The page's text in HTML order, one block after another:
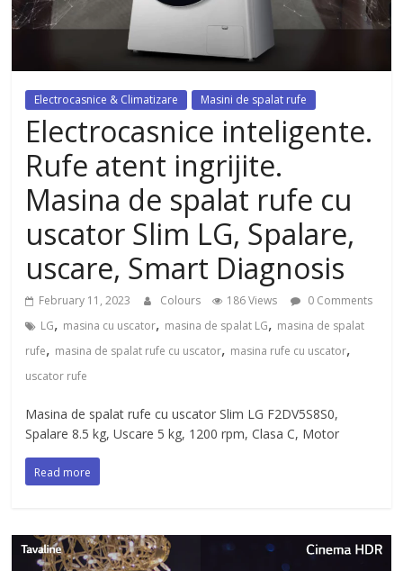
dezvoltat, cu Flexor Fitness-
dispozitiv pentru tonifiere muschi
Electrocasnice & Climatizare Masini de spalat rufe
Electrocasnice inteligente.
Rufe atent ingrijite.
Masina de spalat rufe cu
uscator Slim LG, Spalare,
uscare, Smart Diagnosis
February 11, 2023 Colours 186 Views
0 Comments
LG, masina cu uscator, masina de spalat LG, masina de spalat
rufe, masina de spalat rufe cu uscator, masina rufe cu uscator,
uscator rufe
Masina de spalat rufe cu uscator Slim LG F2DV5S8S0,
Spalare 8.5 kg, Uscare 5 kg, 1200 rpm, Clasa C, Motor
Read more